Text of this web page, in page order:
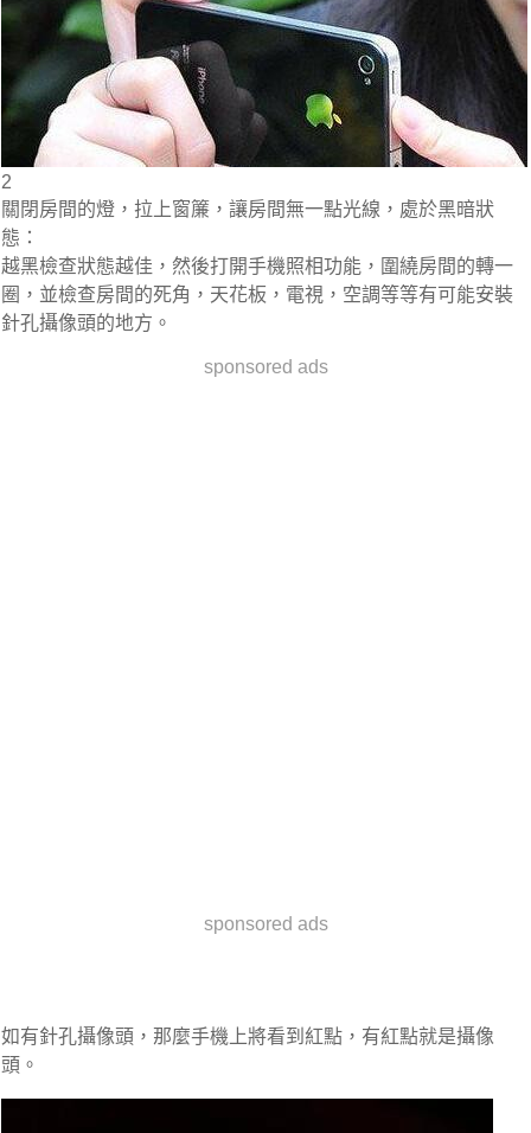
2
關閉房間的燈，拉上窗簾，讓房間無一點光線，處於黑暗狀
態：
越黑檢查狀態越佳，然後打開手機照相功能，圍繞房間的轉一
圈，並檢查房間的死角，天花板，電視，空調等等有可能安裝
針孔攝像頭的地方。
sponsored ads
sponsored ads
如有針孔攝像頭，那麼手機上將看到紅點，有紅點就是攝像
頭。